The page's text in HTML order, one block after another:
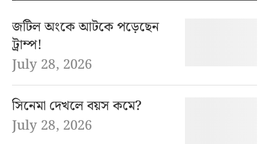
জটিল অংকে আটকে পড়েছেন
ট্রাম্প!
July 28, 2026
সিনেমা দেখলে বয়স কমে?
July 28, 2026